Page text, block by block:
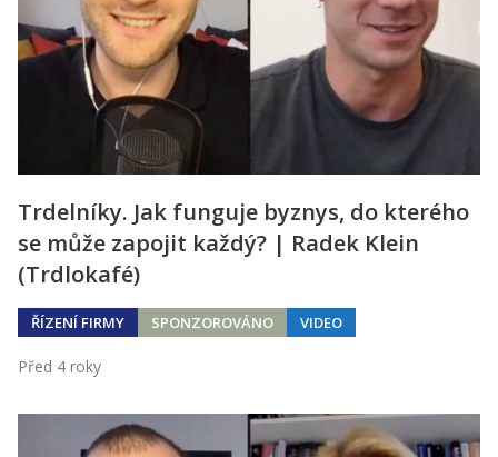
Trdelníky. Jak funguje byznys, do kterého
se může zapojit každý? | Radek Klein
(Trdlokafé)
ŘÍZENÍ FIRMY SPONZOROVÁNO VIDEO
Před 4 roky